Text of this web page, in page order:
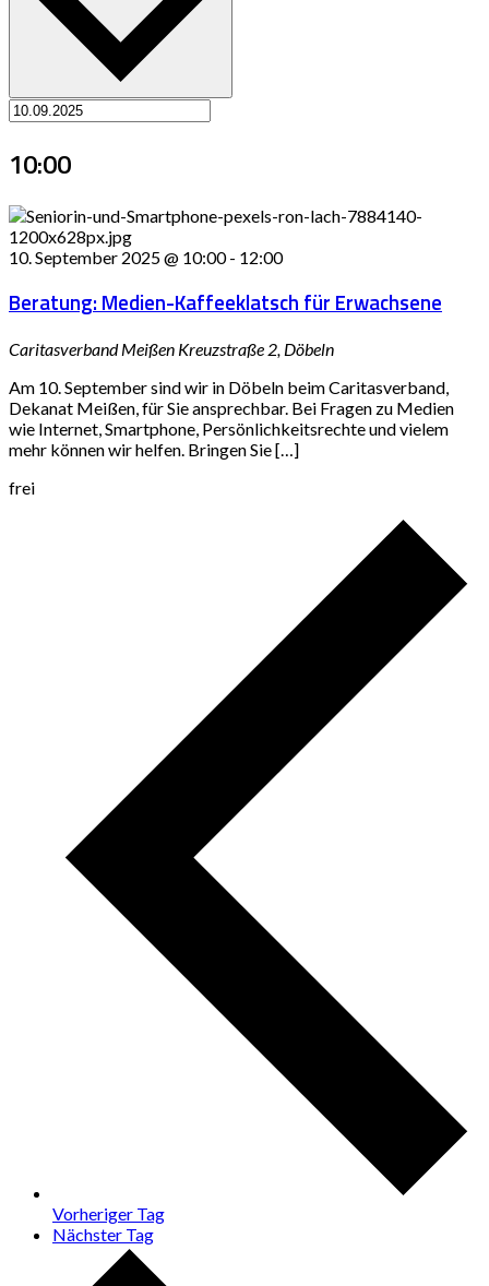
10:00
10. September 2025 @ 10:00- 12:00
Beratung: Medien-Kaffeeklatsch für Erwachsene
Caritasverband Meißen Kreuzstraße 2, Döbeln
Am 10. September sind wir in Döbeln beim Caritasverband,
Dekanat Meißen, für Sie ansprechbar. Bei Fragen zu Medien
wie Internet, Smartphone, Persönlichkeitsrechte und vielem
mehr können wir helfen. Bringen Sie […]
frei
Vorheriger Tag
Nächster Tag